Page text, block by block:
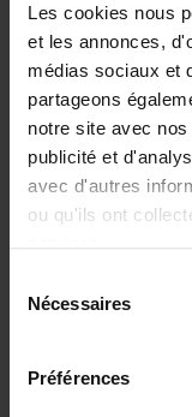
Les cookies nous
et les annonces,
médias sociaux et
partageons
notre site avec
publicité et
avec d'autres
ou qu'ils ont
Nécessaires
Préférences